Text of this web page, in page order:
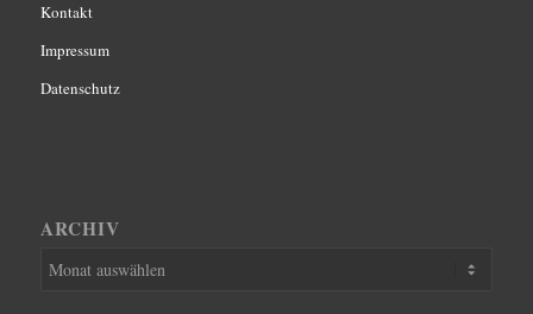
Kontakt
Impressum
Datenschutz
ARCHIV